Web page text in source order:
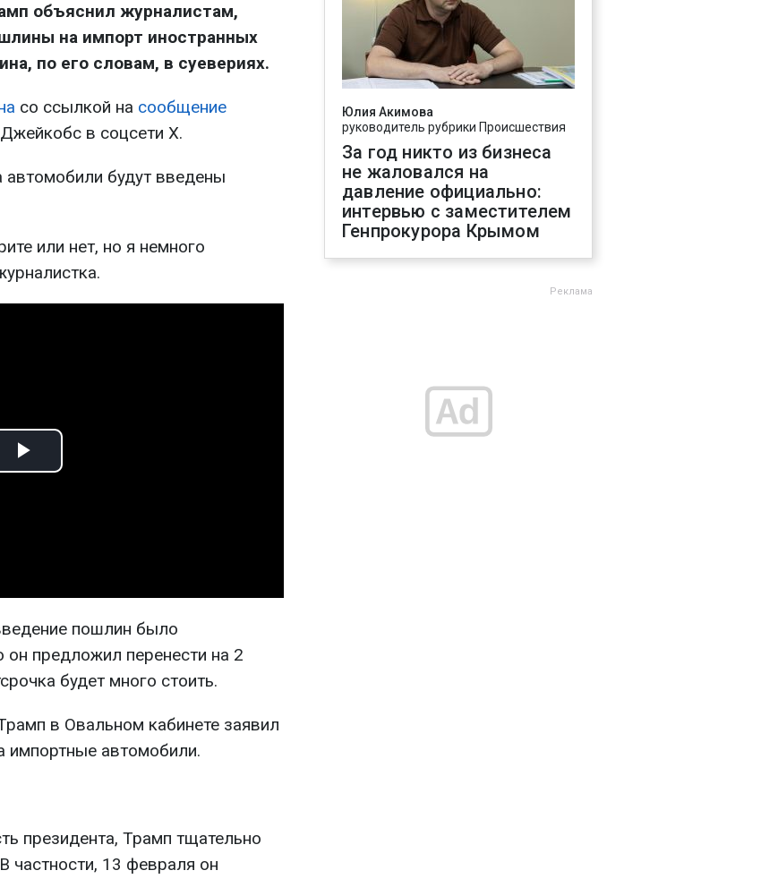
объяснил журналистам,
на импорт иностранных
по его словам, в суевериях.
со ссылкой на сообщение
в соцсети Х.
будут введены
или нет, но я немного
Play
пошлин было
он предложил перенести на 2
будет много стоить.
в Овальном кабинете заявил
импортные автомобили.
президента, Трамп тщательно
частности, 13 февраля он
Юлия Акимова
руководитель рубрики Происшествия
За год никто из бизнеса
не жаловался на
давление официально:
интервью с заместителем
Генпрокурора Крымом